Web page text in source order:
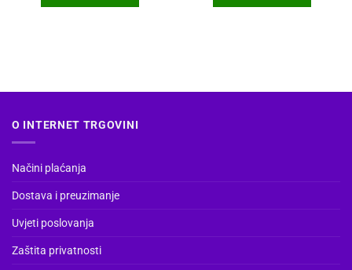
O INTERNET TRGOVINI
Načini plaćanja
Dostava i preuzimanje
Uvjeti poslovanja
Zaštita privatnosti